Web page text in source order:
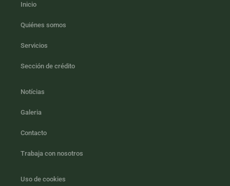
Inicio
Quiénes somos
Servicios
Sección de crédito
Notícias
Galeria
Contacto
Trabaja con nosotros
Uso de cookies